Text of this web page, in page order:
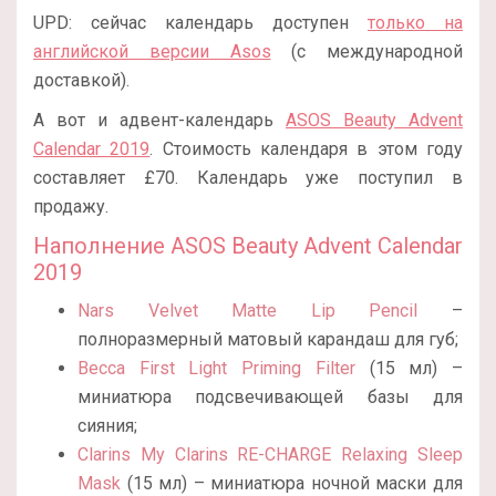
UPD: сейчас календарь доступен только на
английской версии Asos (с международной
доставкой).
А вот и адвент-календарь ASOS Beauty Advent
Calendar 2019. Стоимость календаря в этом году
составляет £70. Календарь уже поступил в
продажу.
Наполнение ASOS Beauty Advent Calendar
2019
Nars Velvet Matte Lip Pencil –
полноразмерный матовый карандаш для губ;
Becca First Light Priming Filter(15 мл) –
миниатюра подсвечивающей базы для
сияния;
Clarins My Clarins RE-CHARGE Relaxing Sleep
Mask (15 мл) – миниатюра ночной маски для